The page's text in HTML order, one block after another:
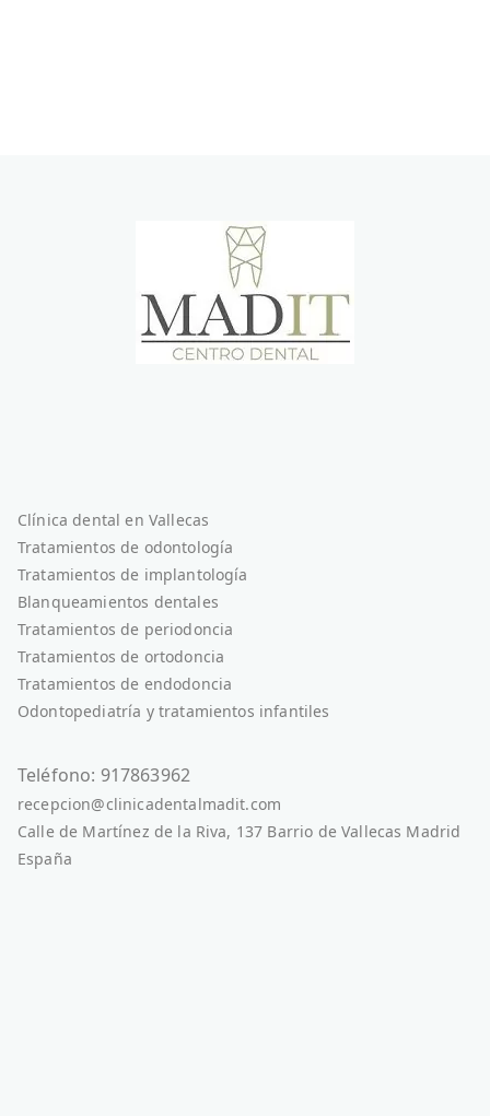
Clínica dental en Vallecas
Tratamientos de odontología
Tratamientos de implantología
Blanqueamientos dentales
Tratamientos de periodoncia
Tratamientos de ortodoncia
Tratamientos de endodoncia
Odontopediatría y tratamientos infantiles
Teléfono: 917863962
recepcion@clinicadentalmadit.com
Calle de Martínez de la Riva, 137 Barrio de Vallecas Madrid
España